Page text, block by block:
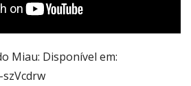
Miau: Disponível em: